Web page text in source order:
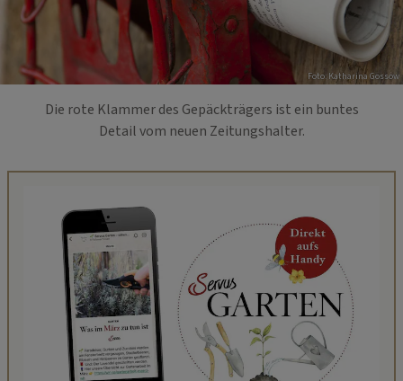
Foto: Katharina Gossow
Die rote Klammer des Gepäckträgers ist ein buntes
Detail vom neuen Zeitungshalter.